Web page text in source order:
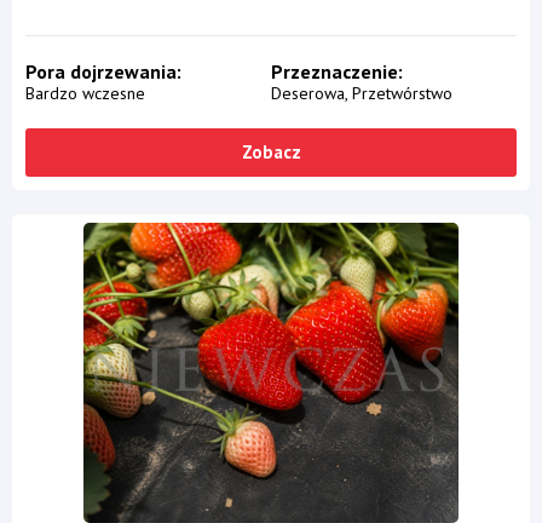
Pora dojrzewania
Bardzo wczesne
Przeznaczenie
Deserowa Przetwórstwo
Zobacz